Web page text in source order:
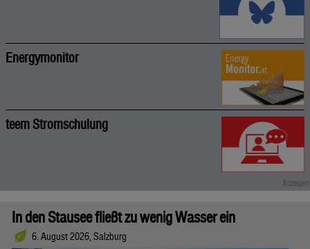
Energymonitor
teem Stromschulung
In den Stausee fließt zu wenig Wasser ein
6. August 2026, Salzburg